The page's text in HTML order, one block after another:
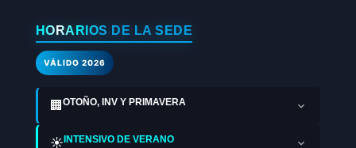
HORARIOS DE LA SEDE
VÁLIDO 2026
🏢 OTOÑO, INV Y PRIMAVERA
☀️INTENSIVO DE VERANO